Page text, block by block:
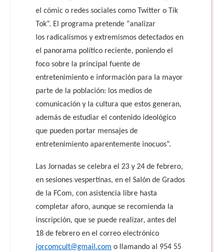
elcómic o redes sociales como Twitter o Tik
Tok”. El programa pretende “analizar
los radicalismos y extremismos detectados en
el panorama político reciente, poniendo el
foco sobre la principal fuente de
entretenimiento e información para la mayor
parte de la población: los medios de
comunicación y la cultura que estos generan,
además de estudiar el contenido ideológico
que pueden portar mensajes de
entretenimiento aparentemente inocuos”.
Las Jornadas se celebra el 23 y 24 de febrero,
en sesiones vespertinas, en el Salón de Grados
de la FCom, con asistencia libre hasta
completar aforo, aunque se recomienda la
inscripción, que se puede realizar, antes del
18 de febrero en el correo electrónico
jorcomcult@gmail.com o llamando al 954 55